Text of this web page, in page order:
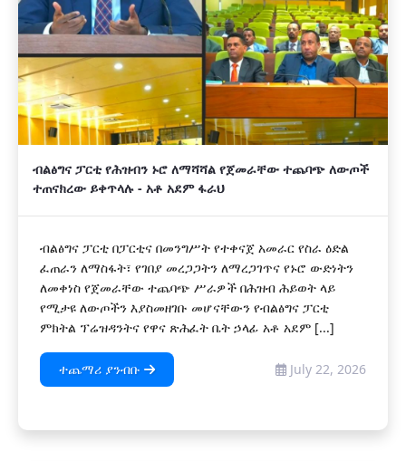
ብልፅግና ፓርቲ የሕዝብን ኑሮ ለማሻሻል የጀመራቸው ተጨባጭ ለውጦች
ተጠናክረው ይቀጥላሉ - አቶ አደም ፋራህ
ብልፅግና ፓርቲ በፓርቲና በመንግሥት የተቀናጀ አመራር የስራ ዕድል
ፈጠራን ለማስፋት፣ የገበያ መረጋጋትን ለማረጋገጥና የኑሮ ውድነትን
ለመቀነስ የጀመራቸው ተጨባጭ ሥራዎች በሕዝብ ሕይወት ላይ
የሚታዩ ለውጦችን እያስመዘገቡ መሆናቸውን የብልፅግና ፓርቲ
ምክትል ፕሬዝዳንትና የዋና ጽሕፈት ቤት ኃላፊ አቶ አደም [...]
ተጨማሪ ያንብቡ July 22, 2026